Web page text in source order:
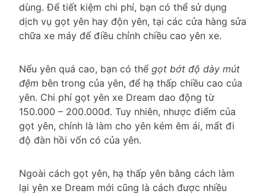
dùng. Để tiết kiệm chi phí, bạn có thể sử dụng
dịch vụ gọt yên hay độn yên, tại các cửa hàng sửa
chữa xe máy để điều chỉnh chiều cao yên xe.
Nếu yên quá cao, bạn có thể gọt bớt độ dày mút
đệm bên trong của yên, để hạ thấp chiều cao của
yên. Chi phí gọt yên xe Dream dao động từ
150.000 – 200.000đ. Tuy nhiên, nhược điểm của
gọt yên, chính là làm cho yên kém êm ái, mất đi
độ đàn hồi vốn có của yên.
Ngoài cách gọt yên, hạ thấp yên bằng cách làm
lại yên xe Dream mới cũng là cách được nhiều